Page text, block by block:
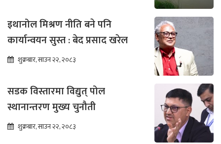
इथानोल मिश्रण नीति बने पनि
कार्यान्वयन सुस्त : बेद प्रसाद खरेल
शुक्रबार, साउन २२, २०८३
सडक विस्तारमा विद्युत् पोल
स्थानान्तरण मुख्य चुनौती
शुक्रबार, साउन २२, २०८३